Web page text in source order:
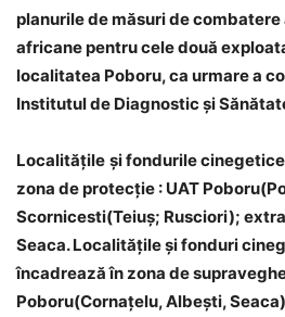
planurile de măsuri de
africane pentru cele două
localitatea Poboru, ca urmare a
Institutul de Diagnostic şi
Localitățile şi fondurilecinegetice
zona de protecție : UAT
Scornicesti(Teiuş; Rusciori);
Seaca.Localitățile şi fonduri
încadrează în zona de
Poboru(Cornaţelu, Albeşti,